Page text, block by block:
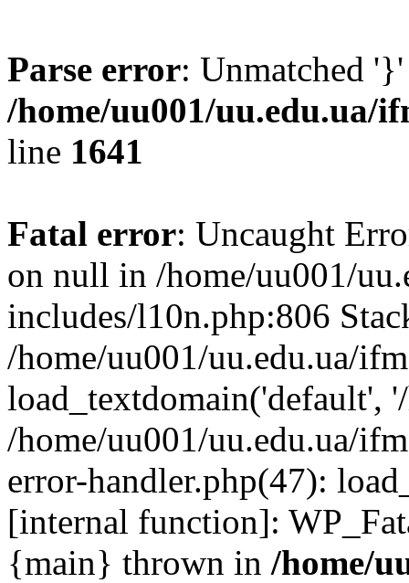
Parse error: Unmatched
/home/uu001/uu.edu.ua/
line 1641
Fatal error: Uncaught
on null in /home/uu001/
includes/l10n.php:806
/home/uu001/uu.edu.ua/
load_textdomain('default',
/home/uu001/uu.edu.ua/
error-handler.php(47):
[internal function]:
{main} thrown in /home/